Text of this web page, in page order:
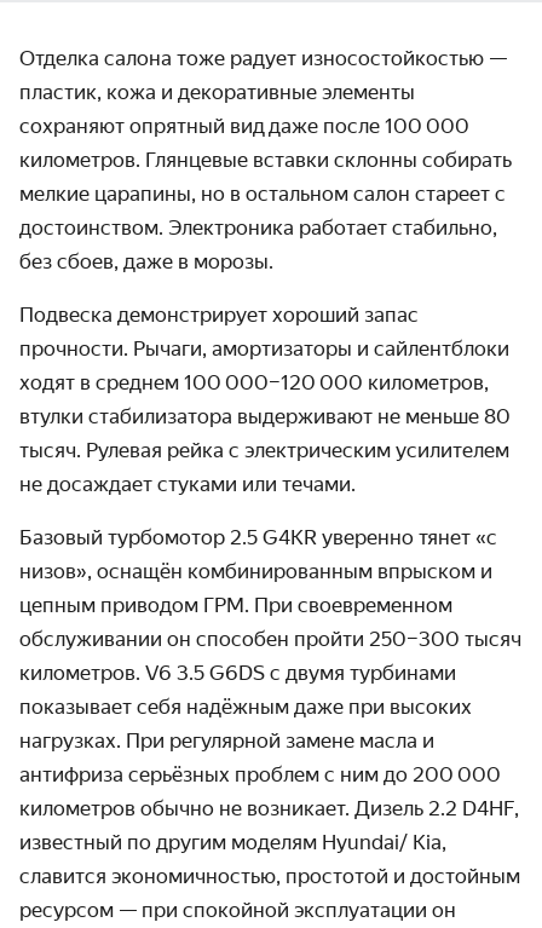
Отделка салона тоже радует износостойкостью —
пластик, кожа и декоративные элементы
сохраняют опрятный вид даже после 100 000
километров. Глянцевые вставки склонны собирать
мелкие царапины, но в остальном салон стареет с
достоинством. Электроника работает стабильно,
без сбоев, даже в морозы.
Подвеска демонстрирует хороший запас
прочности. Рычаги, амортизаторы и сайлентблоки
ходят в среднем 100 000–120 000 километров,
втулки стабилизатора выдерживают не меньше 80
тысяч. Рулевая рейка с электрическим усилителем
не досаждает стуками или течами.
Базовый турбомотор 2.5 G4KR уверенно тянет «с
низов», оснащён комбинированным впрыском и
цепным приводом ГРМ. При своевременном
обслуживании он способен пройти 250–300 тысяч
километров. V6 3.5 G6DS с двумя турбинами
показывает себя надёжным даже при высоких
нагрузках. При регулярной замене масла и
антифриза серьёзных проблем с ним до 200 000
километров обычно не возникает. Дизель 2.2 D4HF,
известный по другим моделям Hyundai/ Kia,
славится экономичностью, простотой и достойным
ресурсом — при спокойной эксплуатации он